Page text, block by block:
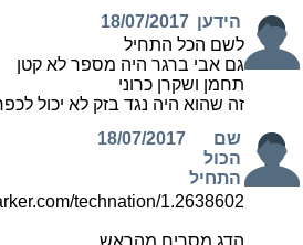
הידען 18/07/2017
לשם הכל התחיל
גם אבי ברגר היה מספר לא קטן
תחמן ושקרן כרוני
זה שהוא היה נגד בזק לא יכול
שם
הכול
התחיל
18/07/2017
technation/1.2638602
הדג מסריח מהראש